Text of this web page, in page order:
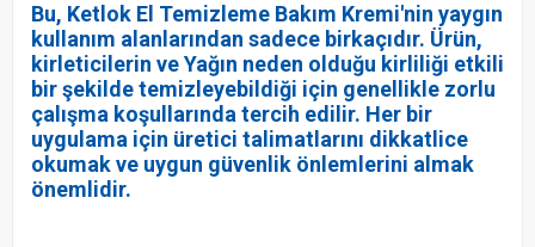
Bu, Ketlok El Temizleme Bakım Kremi'nin yaygın
kullanım alanlarından sadece birkaçıdır. Ürün,
kirleticilerin ve Yağın neden olduğu kirliliği etkili
bir şekilde temizleyebildiği için genellikle zorlu
çalışma koşullarında tercih edilir. Her bir
uygulama için üretici talimatlarını dikkatlice
okumak ve uygun güvenlik önlemlerini almak
önemlidir.